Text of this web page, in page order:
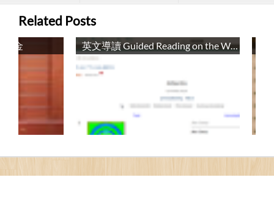
Related Posts
學金 英文導讀 Guided Reading on the Web